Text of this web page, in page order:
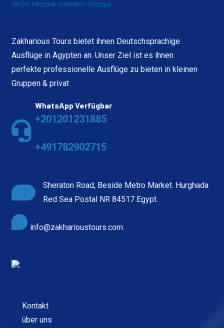
Zakharious Tours bietet ihnen Deutschsprachige
Ausflüge in Ägypten an. Unser Ziel ist es ihnen
perfekte professionelle Ausflüge zu bieten in kleinen
Gruppen & privat
WhatsApp Verfügbar
+201201231885
+491782902715
Sheraton Road, Beside Metro Market. Hurghada
Red Sea Postal NR 84517 Egypt.
info@zakharioustours.com
Kontakt
über uns